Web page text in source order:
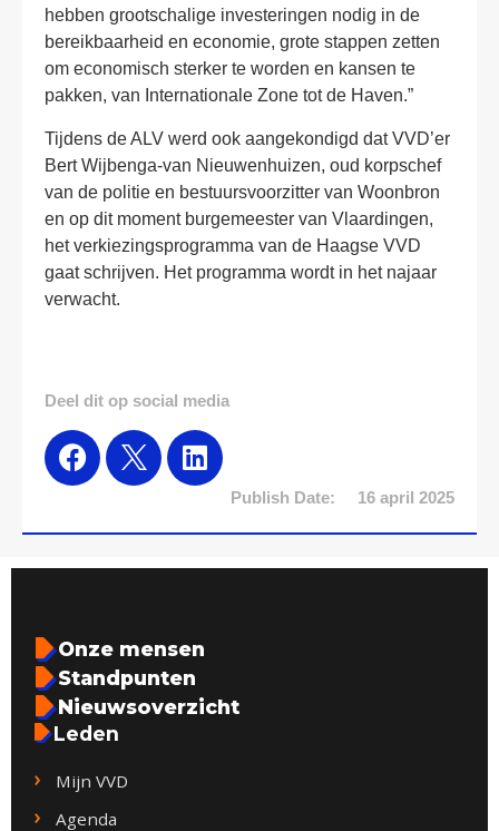
hebben grootschalige investeringen nodig in de
bereikbaarheid en economie, grote stappen zetten
om economisch sterker te worden en kansen te
pakken, van Internationale Zone tot de Haven.”
Tijdens de ALV werd ook aangekondigd dat VVD’er
Bert Wijbenga-van Nieuwenhuizen, oud korpschef
van de politie en bestuursvoorzitter van Woonbron
en op dit moment burgemeester van Vlaardingen,
het verkiezingsprogramma van de Haagse VVD
gaat schrijven. Het programma wordt in het najaar
verwacht.
Deel dit op social media
Publish Date: 16 april 2025
Onze mensen
Standpunten
Nieuwsoverzicht
Leden
Mijn VVD
Agenda